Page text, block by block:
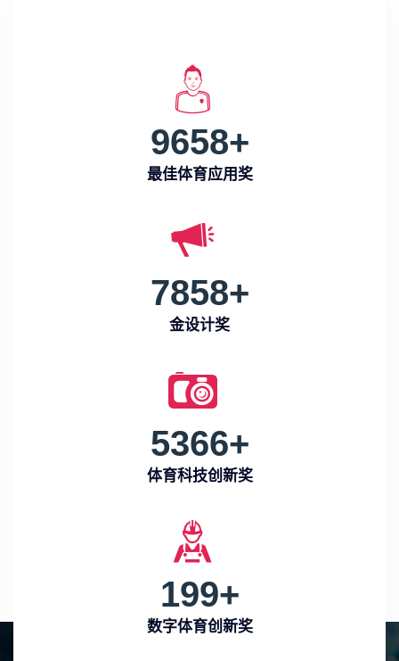
9658+
最佳体育应用奖
7858+
金设计奖
5366+
体育科技创新奖
199+
数字体育创新奖